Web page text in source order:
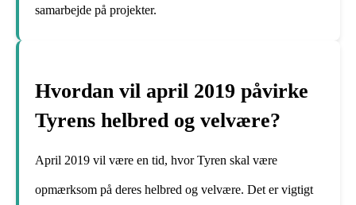
samarbejde på projekter.
Hvordan vil april 2019 påvirke
Tyrens helbred og velvære?
April 2019 vil være en tid, hvor Tyren skal være
opmærksom på deres helbred og velvære. Det er vigtigt